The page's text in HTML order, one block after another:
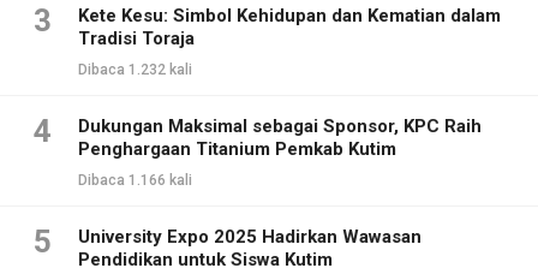
3
Kete Kesu: Simbol Kehidupan dan Kematian dalam
Tradisi Toraja
Dibaca 1.232 kali
4
Dukungan Maksimal sebagai Sponsor, KPC Raih
Penghargaan Titanium Pemkab Kutim
Dibaca 1.166 kali
5
University Expo 2025 Hadirkan Wawasan
Pendidikan untuk Siswa Kutim